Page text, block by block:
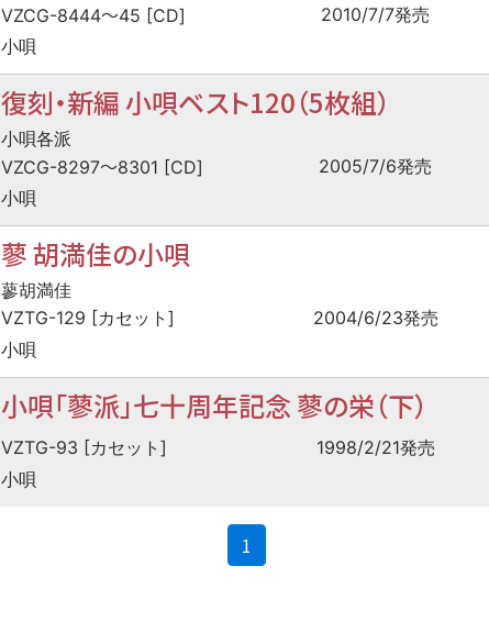
VZCG-8444〜45 [CD] 2010/7/7発売
小唄
復刻・新編 小唄ベスト120（5枚組）
小唄各派
VZCG-8297〜8301 [CD] 2005/7/6発売
小唄
蓼 胡満佳の小唄
蓼胡満佳
VZTG-129 [カセット]
2004/6/23発売
小唄
小唄「蓼派」七十周年記念 蓼の栄（下）
VZTG-93 [カセット] 1998/2/21発売
小唄
1